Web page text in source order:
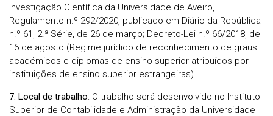
Investigação Científica da Universidade de Aveiro,
Regulamento n.º 292/2020, publicado em Diário da República
n.º 61, 2.ª Série, de 26 de março; Decreto-Lei n.º 66/2018, de
16 de agosto (Regime jurídico de reconhecimento de graus
académicos e diplomas de ensino superior atribuídos por
instituições de ensino superior estrangeiras).
7. Local de trabalho: O trabalho será desenvolvido no Instituto
Superior de Contabilidade e Administração da Universidade